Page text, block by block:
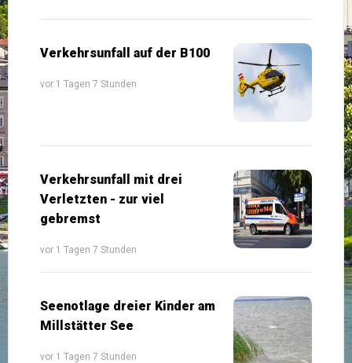
Verkehrsunfall auf der B100
vor 1 Tagen 7 Stunden
Verkehrsunfall mit drei
Verletzten - zur viel
gebremst
vor 1 Tagen 7 Stunden
Seenotlage dreier Kinder am
Millstätter See
vor 1 Tagen 7 Stunden